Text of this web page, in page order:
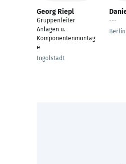
Georg Riepl
Gruppenleiter
Anlagen u.
Komponentenmontag
e
Ingolstadt
---
Berlin